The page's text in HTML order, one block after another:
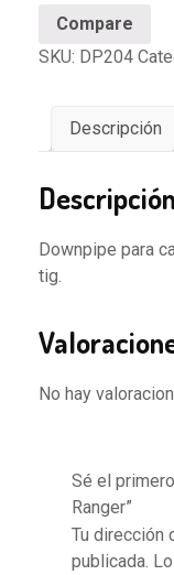
Ranger
cantidad
Compare
SKU: DP204
Descripción
Descripción
Downpipe para
tig.
No hay
Sé el
Ranger”
Tu dirección
publicada.